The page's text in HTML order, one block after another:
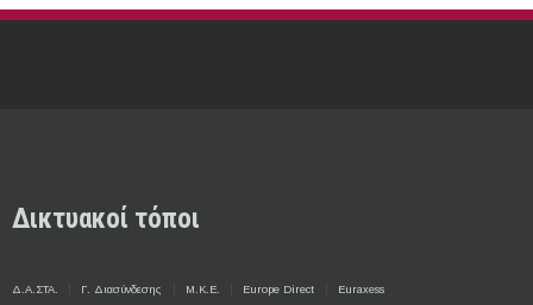
Δικτυακοί τόποι
Δ.Α.ΣΤΑ. Γ. Διασύνδεσης Μ.Κ.Ε. Europe Direct Euraxess